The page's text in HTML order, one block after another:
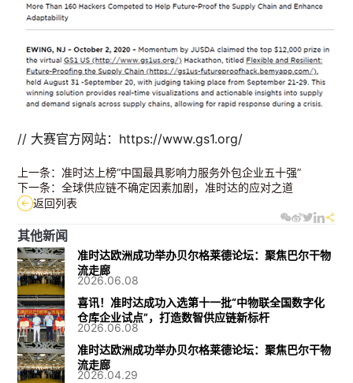
// 大赛官方网站：https://www.gs1.org/
上一条：准时达上榜“中国最具影响力服务外包企业五十强”
下一条：全球供应链不确定因素加剧，准时达的应对之道
返回列表
其他新闻
准时达欧洲成功举办贝尔格莱德论坛：聚焦巴尔干物
流走廊
2026.06.08
喜讯！准时达成功入选第十一批“中物联全国数字化
仓库企业试点”，打造数智供应链新标杆
2026.06.08
准时达欧洲成功举办贝尔格莱德论坛：聚焦巴尔干物
流走廊
2026.04.29